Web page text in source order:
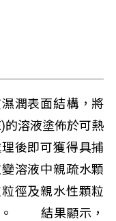
潤表面結構，將
的溶液塗佈於可熱
後即可獲得具捕
溶液中親疏水顆
徑及親水性顆粒
。 結果顯示，